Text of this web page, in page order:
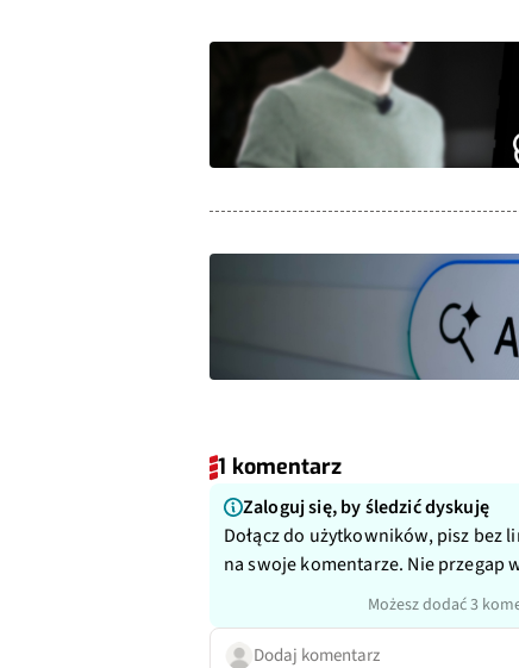
1 komentarz
Zaloguj się, by śledzić dyskuję
Dołącz do użytkowników, pisz bez
na swoje komentarze. Nie przegap
Możesz dodać 3
Dodaj komentarz